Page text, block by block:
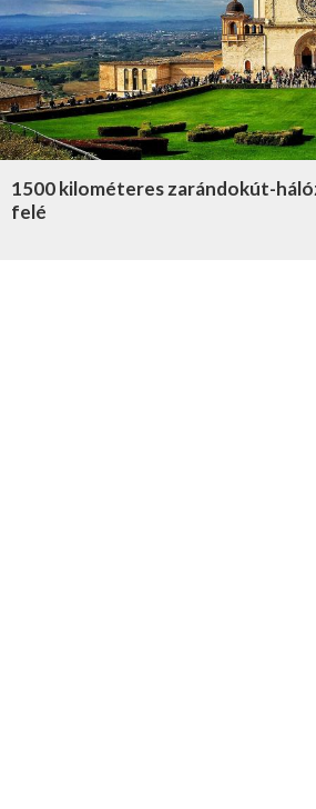
1500 kilométeres zarándokút-
felé